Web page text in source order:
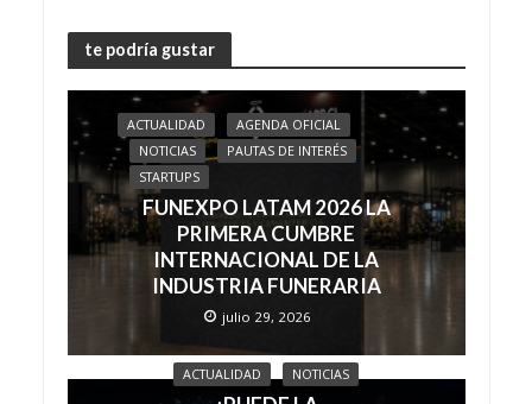
te podría gustar
ACTUALIDAD
AGENDA OFICIAL
NOTICIAS
PAUTAS DE INTERÉS
STARTUPS
FUNEXPO LATAM 2026 LA
PRIMERA CUMBRE
INTERNACIONAL DE LA
INDUSTRIA FUNERARIA
julio 29, 2026
ACTUALIDAD NOTICIAS